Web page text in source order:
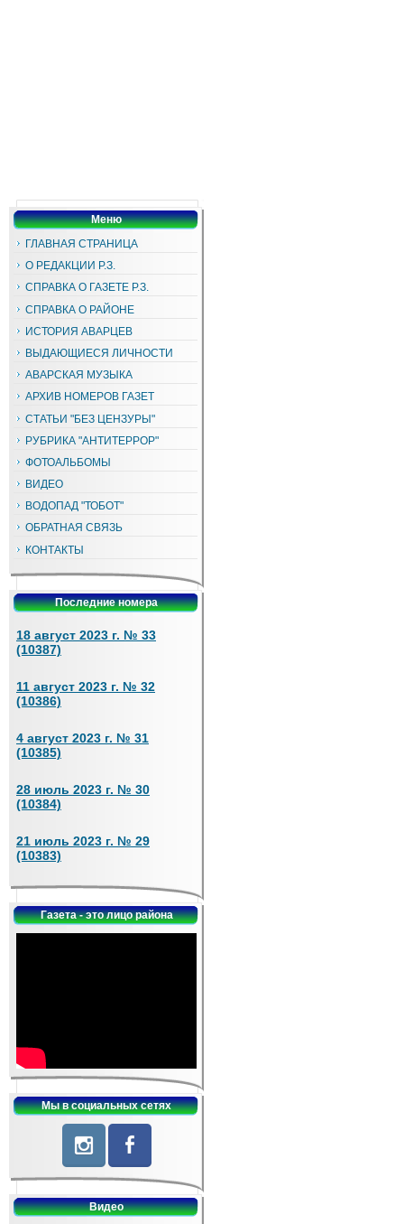
Меню
ГЛАВНАЯ СТРАНИЦА
О РЕДАКЦИИ Р.З.
СПРАВКА О ГАЗЕТЕ Р.З.
СПРАВКА О РАЙОНЕ
ИСТОРИЯ АВАРЦЕВ
ВЫДАЮЩИЕСЯ ЛИЧНОСТИ
АВАРСКАЯ МУЗЫКА
АРХИВ НОМЕРОВ ГАЗЕТ
СТАТЬИ "БЕЗ ЦЕНЗУРЫ"
РУБРИКА "АНТИТЕРРОР"
ФОТОАЛЬБОМЫ
ВИДЕО
ВОДОПАД "ТОБОТ"
ОБРАТНАЯ СВЯЗЬ
КОНТАКТЫ
Последние номера
18 август 2023 г. № 33
(10387)
11 август 2023 г. № 32
(10386)
4 август 2023 г. № 31
(10385)
28 июль 2023 г. № 30
(10384)
21 июль 2023 г. № 29
(10383)
Газета - это лицо района
Мы в социальных сетях
Видео